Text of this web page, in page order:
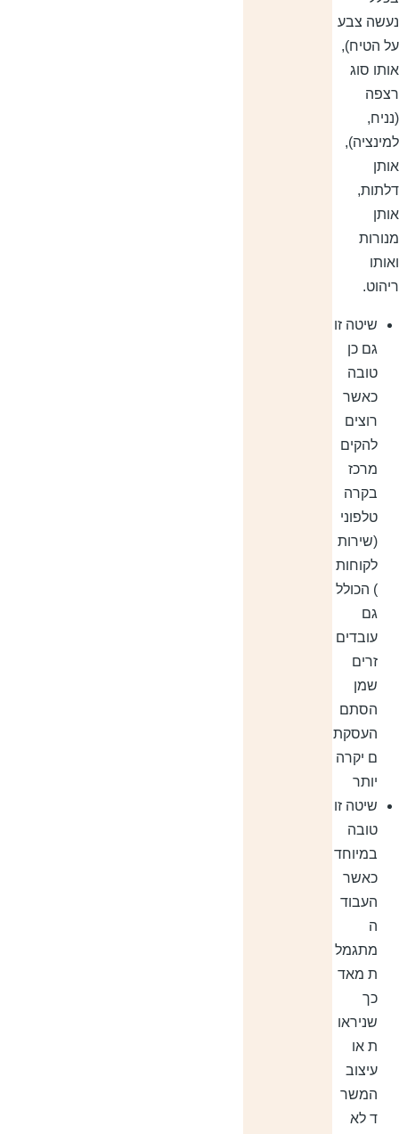
צבע
הטיח),
סוג
שיטה זו
גם כן
טובה
כאשר
רוצים
להקים
מרכז
בקרה
טלפוני
(שירות
לקוחות
) הכולל
גם
עובדים
זרים
שמן
הסתם
העסקת
ם יקרה
יותר
שיטה זו
טובה
במיוחד
כאשר
העבוד
ה
מתגמל
ת מאד
כך
שניראו
ת או
עיצוב
המשר
ד לא